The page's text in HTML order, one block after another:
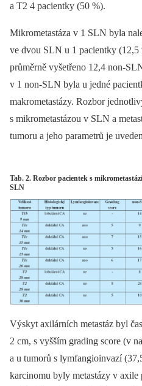
a T2 4 pacientky (50 %).
Mikrometastáza v 1 SLN byla
ve dvou SLN u 1 pacientky
průměrně vyšetřeno 12,4 non-
v 1 non-SLN byla u jedné
makrometastázy. Rozbor
s mikrometastázou v SLN a
tumoru a jeho parametrů je
Tab. 2. Rozbor pacientek s
SLN
Výskyt axilárních metastáz byl
2 cm, s vyšším grading score (v
a u tumorů s lymfangioinvazí
karcinomu byly metastázy v